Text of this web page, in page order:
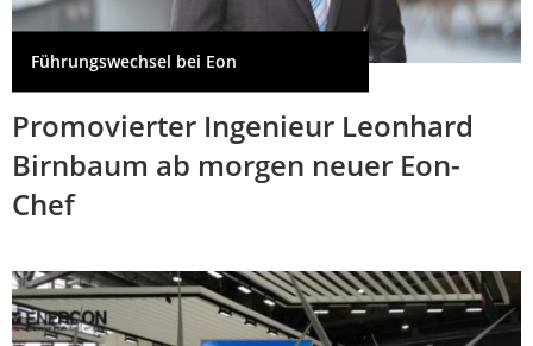
Führungswechsel bei Eon
Promovierter Ingenieur Leonhard
Birnbaum ab morgen neuer Eon-
Chef